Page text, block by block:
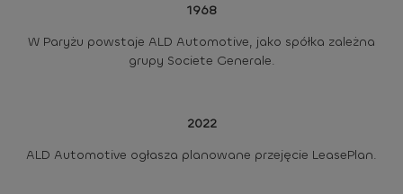
1968
W Paryżu powstaje ALD Automotive, jako spółka zależna
grupy Societe Generale.
2022
ALD Automotive ogłasza planowane przejęcie LeasePlan.